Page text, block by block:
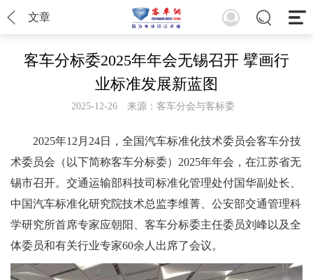
文章
客车分标委2025年年会无锡召开 擘画行
业标准发展新蓝图
2025-12-26 来源：客车分会与客标委
2025年12月24日，全国汽车标准化技术委员会客车分技
术委员会（以下简称客车分标委）2025年年会，在江苏省无
锡市召开。交通运输部科技司标准化管理处付国华副处长、
中国汽车标准化研究院技术总监李维菁、公安部交通管理科
学研究所首席专家应朝阳、客车分标委主任委员刘峰以及全
体委员和有关行业专家60余人出席了会议。